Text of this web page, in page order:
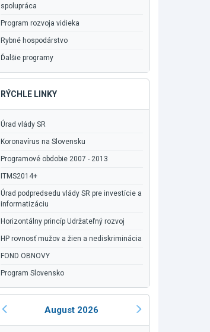
spolupráca
Program rozvoja vidieka
Rybné hospodárstvo
Ďalšie programy
RÝCHLE LINKY
Úrad vlády SR
Koronavírus na Slovensku
Programové obdobie 2007 - 2013
ITMS2014+
Úrad podpredsedu vlády SR pre investície a
informatizáciu
Horizontálny princíp Udržateľný rozvoj
HP rovnosť mužov a žien a nediskriminácia
FOND OBNOVY
Program Slovensko
August 2026